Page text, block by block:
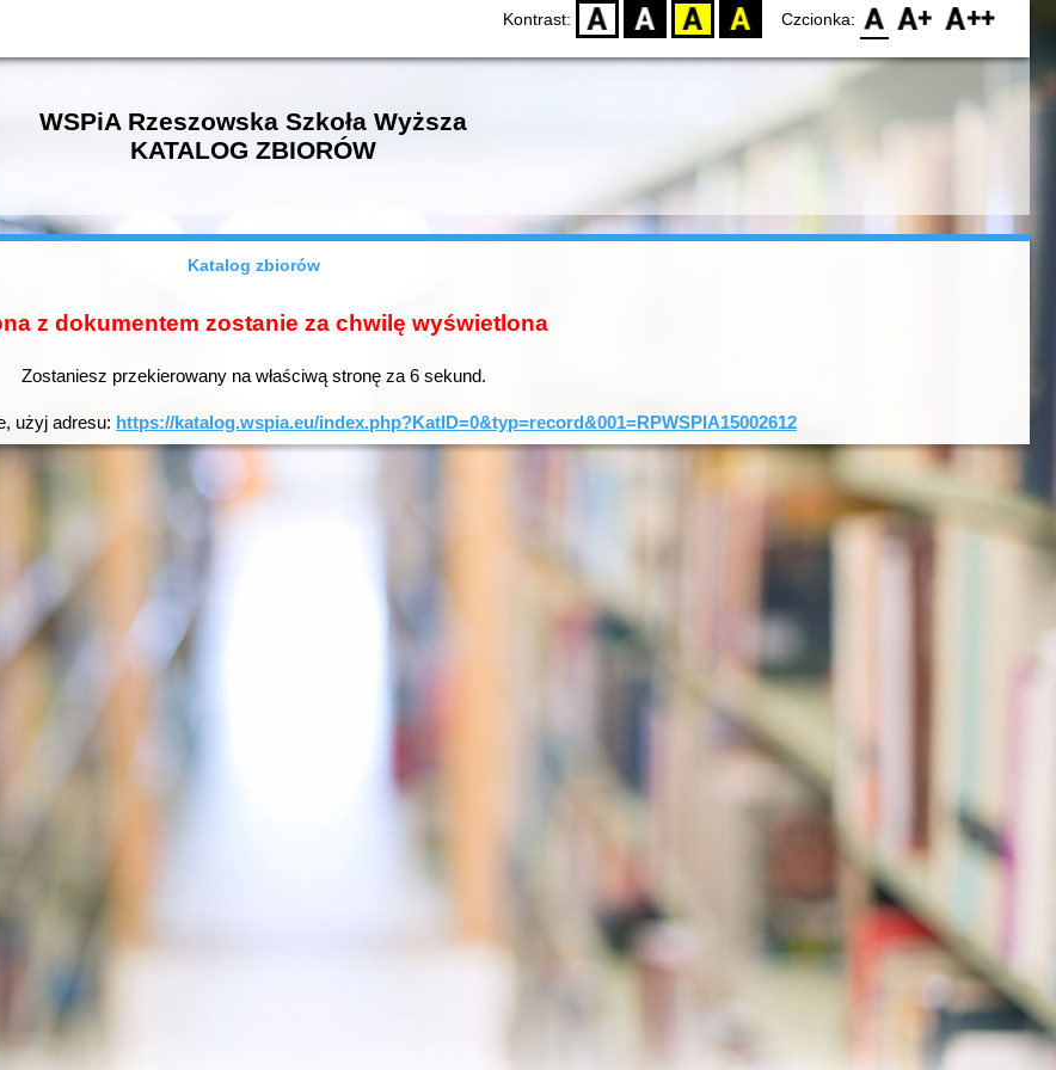
Kontrast: D BW YB BY Czcionka: F0 F1 F2
WSPiA Rzeszowska Szkoła Wyższa
KATALOG ZBIORÓW
Katalog zbiorów
z dokumentem zostanie za chwilę wyświetlona
Zostaniesz przekierowany na właściwą stronę za 6sekund.
użyj adresu: https://katalog.wspia.eu/index.php?KatID=0&typ=record&001=RPWSPIA15002612